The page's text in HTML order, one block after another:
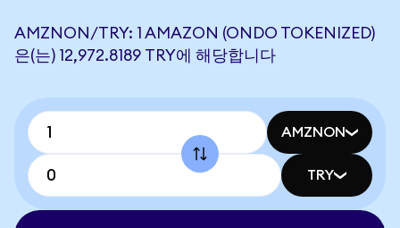
AMZNON/TRY: 1 AMAZON (ONDO TOKENIZED)
은(는) 12,972.8189 TRY에 해당합니다
AMZNON
TRY